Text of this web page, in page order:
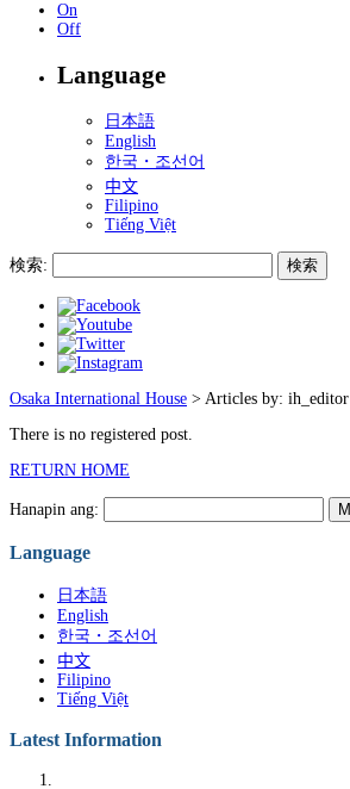
On
Off
Language
日本語
English
한국・조선어
中文
Filipino
Tiếng Việt
検索:
Osaka International House > Articles by: ih_editor
There is no registered post.
RETURN HOME
Hanapin ang:
Language
日本語
English
한국・조선어
中文
Filipino
Tiếng Việt
Latest Information